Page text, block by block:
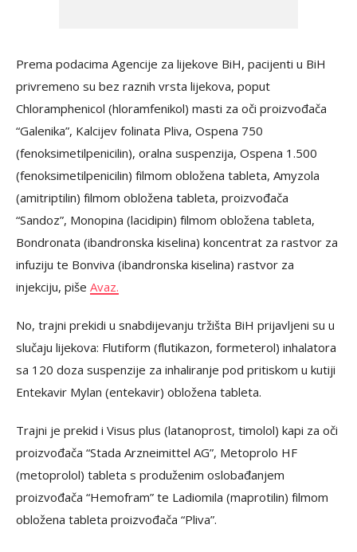
Prema podacima Agencije za lijekove BiH, pacijenti u BiH
privremeno su bez raznih vrsta lijekova, poput
Chloramphenicol (hloramfenikol) masti za oči proizvođača
“Galenika”, Kalcijev folinata Pliva, Ospena 750
(fenoksimetilpenicilin), oralna suspenzija, Ospena 1.500
(fenoksimetilpenicilin) filmom obložena tableta, Amyzola
(amitriptilin) filmom obložena tableta, proizvođača
“Sandoz”, Monopina (lacidipin) filmom obložena tableta,
Bondronata (ibandronska kiselina) koncentrat za rastvor za
infuziju te Bonviva (ibandronska kiselina) rastvor za
injekciju, piše Avaz.
No, trajni prekidi u snabdijevanju tržišta BiH prijavljeni su u
slučaju lijekova: Flutiform (flutikazon, formeterol) inhalatora
sa 120 doza suspenzije za inhaliranje pod pritiskom u kutiji
Entekavir Mylan (entekavir) obložena tableta.
Trajni je prekid i Visus plus (latanoprost, timolol) kapi za oči
proizvođača “Stada Arzneimittel AG”, Metoprolo HF
(metoprolol) tableta s produženim oslobađanjem
proizvođača “Hemofram” te Ladiomila (maprotilin) filmom
obložena tableta proizvođača “Pliva”.